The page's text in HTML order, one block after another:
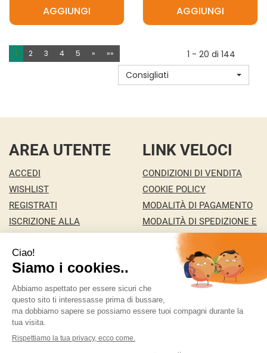
AGGIUNGIAGGIUNGI BAUCK
CECI
FALAFEL AL
CARRELLO
AGGIUNGIAGGIUNGI
AGAR
AGAR AL
CARRELLO
1 2 3 4 5 » »»
1 - 20 di 144
Consigliati
AREA UTENTE
ACCEDI
WISHLIST
REGISTRATI
ISCRIZIONE ALLA
CONTATTI
LINK VELOCI
CONDIZIONI DI VENDITA
COOKIE POLICY
MODALITÀ DI PAGAMENTO
MODALITÀ DI SPEDIZIONE E
INFORMATIVA PRIVACY
MA.RI 29 S.A.S. DI MARCO PONZA & C.
146/c 36100 Vicenza ( VI)
ordini@bigfree.it
04155950241 | Numero R.E.A.: